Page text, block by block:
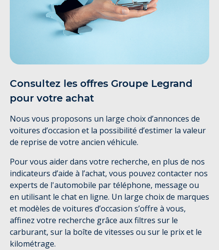
Consultez les offres Groupe Legrand
pour votre achat
Nous vous proposons un large choix d’annonces de
voitures d’occasion et la possibilité d’estimer la valeur
de reprise de votre ancien véhicule.
Pour vous aider dans votre recherche, en plus de nos
indicateurs d’aide à l’achat, vous pouvez contacter nos
experts de l'automobile par téléphone, message ou
en utilisant le chat en ligne. Un large choix de marques
et modèles de voitures d’occasion s’offre à vous,
affinez votre recherche grâce aux filtres sur le
carburant, sur la boîte de vitesses ou sur le prix et le
kilométrage.